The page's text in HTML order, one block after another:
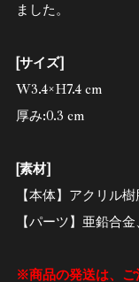
ました。
[サイズ]
W3.4×H7.4 cm
厚み:0.3 cm
[素材]
【本体】アクリル樹
【パーツ】亜鉛合
※商品の発送は、ご